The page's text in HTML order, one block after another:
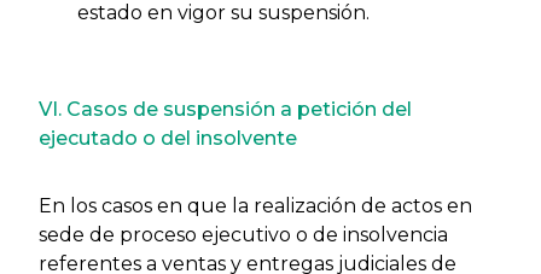
estado en vigor su suspensión.
VI. Casos de suspensión a petición del
ejecutado o del insolvente
En los casos en que la realización de actos en
sede de proceso ejecutivo o de insolvencia
referentes a ventas y entregas judiciales de